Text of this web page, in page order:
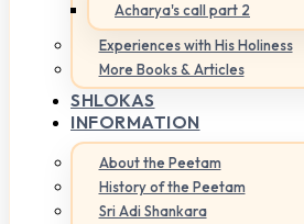
Acharya's call part 2
Experiences with His Holiness
More Books & Articles
SHLOKAS
INFORMATION
About the Peetam
History of the Peetam
Sri Adi Shankara